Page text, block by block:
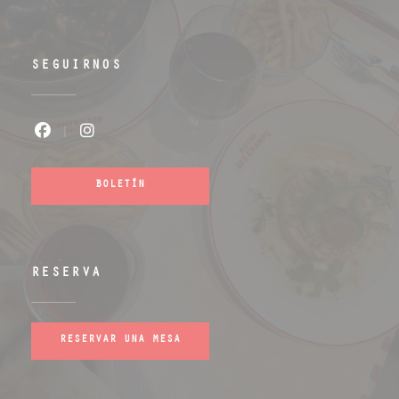
SEGUIRNOS
BOLETÍN
RESERVA
RESERVAR UNA MESA